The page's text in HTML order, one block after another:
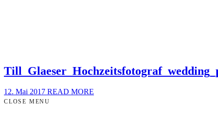
12. Mai 2017 READ MORE
CLOSE MENU